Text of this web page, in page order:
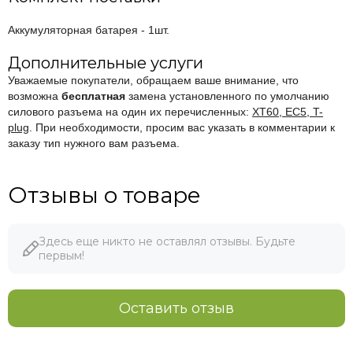
Аккумуляторная батарея - 1шт.
Дополнительные услуги
Уважаемые покупатели, обращаем ваше внимание, что
возможна бесплатная замена установленного по умолчанию
силового разъема на один их перечисленных: XT60, EC5, T-
plug . При необходимости, просим вас указать в комментарии к
заказу тип нужного вам разъема.
Отзывы о товаре
Здесь еще никто не оставлял отзывы. Будьте
первым!
Оставить отзыв